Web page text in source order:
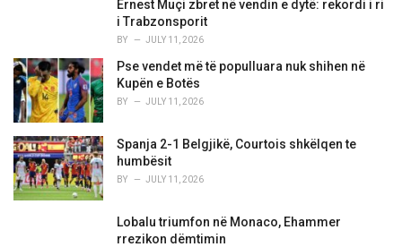
Ernest Muçi zbret në vendin e dytë: rekordi i ri
i Trabzonsporit
BY JULY 11, 2026
Pse vendet më të populluara nuk shihen në
Kupën e Botës
BY JULY 11, 2026
Spanja 2-1 Belgjikë, Courtois shkëlqen te
humbësit
BY JULY 11, 2026
Lobalu triumfon në Monaco, Ehammer
rrezikon dëmtimin